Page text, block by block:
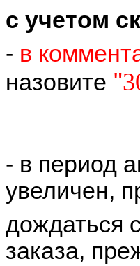
с учетом
- в
назовите "
- в период
увеличен,
дождаться
заказа,